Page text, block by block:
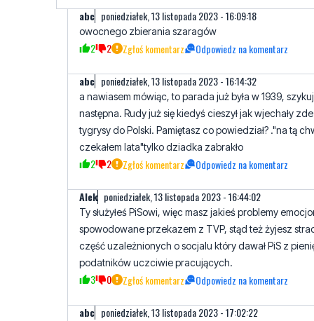
abc poniedziałek, 13 listopada 2023 - 16:09:18
owocnego zbierania szaragów
2 2 Zgłoś komentarz Odpowiedz na komentarz
abc poniedziałek, 13 listopada 2023 - 16:14:32
a nawiasem mówiąc, to parada już była w 1939,
następna. Rudy już się kiedyś cieszył jak wjechały
tygrysy do Polski. Pamiętasz co powiedział? ."na tą
czekałem lata"tylko dziadka zabrakło
2 2 Zgłoś komentarz Odpowiedz na komentarz
AIek poniedziałek, 13 listopada 2023 - 16:44:02
Ty służyłeś PiSowi, więc masz jakieś problemy
spowodowane przekazem z TVP, stąd też żyjesz
część uzależnionych o socjalu który dawał PiS z
podatników uczciwie pracujących.
3 0 Zgłoś komentarz Odpowiedz na komentarz
abc poniedziałek, 13 listopada 2023 - 17:02:22